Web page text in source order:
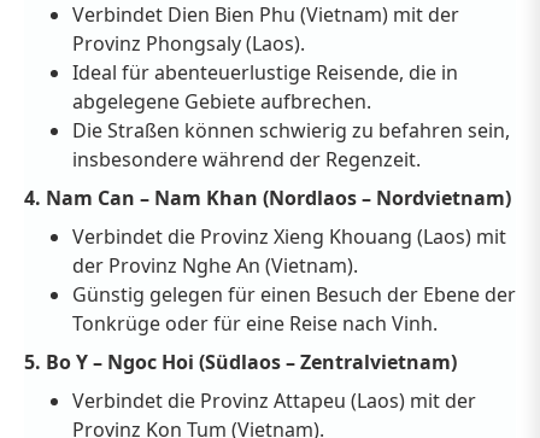
Verbindet Dien Bien Phu (Vietnam) mit der
Provinz Phongsaly (Laos).
Ideal für abenteuerlustige Reisende, die in
abgelegene Gebiete aufbrechen.
Die Straßen können schwierig zu befahren sein,
insbesondere während der Regenzeit.
4. Nam Can – Nam Khan (Nordlaos – Nordvietnam)
Verbindet die Provinz Xieng Khouang (Laos) mit
der Provinz Nghe An (Vietnam).
Günstig gelegen für einen Besuch der Ebene der
Tonkrüge oder für eine Reise nach Vinh.
5. Bo Y – Ngoc Hoi (Südlaos – Zentralvietnam)
Verbindet die Provinz Attapeu (Laos) mit der
Provinz Kon Tum (Vietnam).